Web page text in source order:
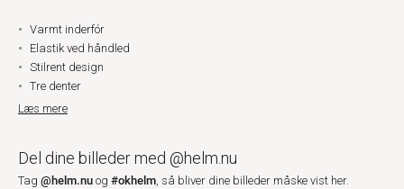
Varmt inderfór
Elastik ved håndled
Stilrent design
Tre denter
Læs mere
Del dine billeder med @helm.nu
Tag @helm.nu og #okhelm, så bliver dine billeder måske vist her.